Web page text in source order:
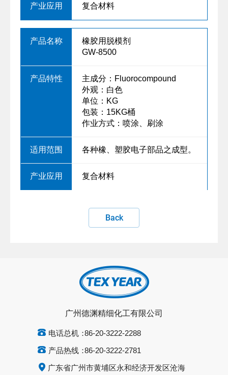
复合材料
橡胶用脱模剂
GW-8500
主成分：Fluorocompound
外观：白色
单位：KG
包装：15KG桶
作业方式：喷涂、刷涂
各种橡、塑胶电子部品之成型。
复合材料
Back
广州德渊精细化工有限公司
电话总机：86-20-3222-2288
产品热线：86-20-3222-2781
广东省广州市黄埔区永和经济开发区沧海